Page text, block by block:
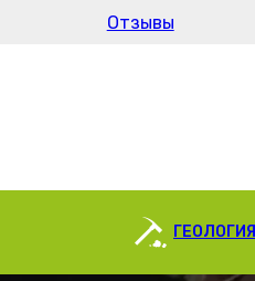
Отзывы
ГЕОЛОГИЯ